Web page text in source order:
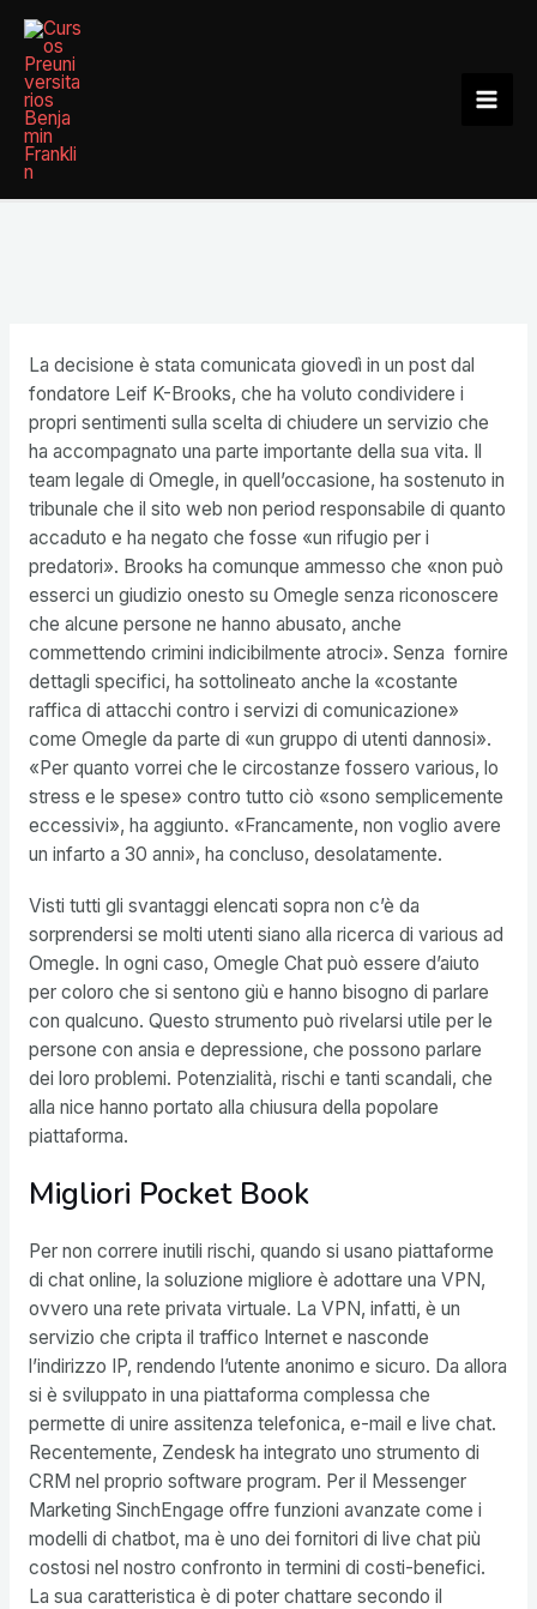
contenido
La decisione è stata comunicata giovedì in un post dal
fondatore Leif K-Brooks, che ha voluto condividere i
propri sentimenti sulla scelta di chiudere un servizio che
ha accompagnato una parte importante della sua vita. Il
team legale di Omegle, in quell’occasione, ha sostenuto in
tribunale che il sito web non period responsabile di quanto
accaduto e ha negato che fosse «un rifugio per i
predatori». Brooks ha comunque ammesso che «non può
esserci un giudizio onesto su Omegle senza riconoscere
che alcune persone ne hanno abusato, anche
commettendo crimini indicibilmente atroci». Senza fornire
dettagli specifici, ha sottolineato anche la «costante
raffica di attacchi contro i servizi di comunicazione»
come Omegle da parte di «un gruppo di utenti dannosi».
«Per quanto vorrei che le circostanze fossero various, lo
stress e le spese» contro tutto ciò «sono semplicemente
eccessivi», ha aggiunto. «Francamente, non voglio avere
un infarto a 30 anni», ha concluso, desolatamente.
Visti tutti gli svantaggi elencati sopra non c’è da
sorprendersi se molti utenti siano alla ricerca di various ad
Omegle. In ogni caso, Omegle Chat può essere d’aiuto
per coloro che si sentono giù e hanno bisogno di parlare
con qualcuno. Questo strumento può rivelarsi utile per le
persone con ansia e depressione, che possono parlare
dei loro problemi. Potenzialità, rischi e tanti scandali, che
alla nice hanno portato alla chiusura della popolare
piattaforma.
Migliori Pocket Book
Per non correre inutili rischi, quando si usano piattaforme
di chat online, la soluzione migliore è adottare una VPN,
ovvero una rete privata virtuale. La VPN, infatti, è un
servizio che cripta il traffico Internet e nasconde
l’indirizzo IP, rendendo l’utente anonimo e sicuro. Da allora
si è sviluppato in una piattaforma complessa che
permette di unire assitenza telefonica, e-mail e live chat.
Recentemente, Zendesk ha integrato uno strumento di
CRM nel proprio software program. Per il Messenger
Marketing SinchEngage offre funzioni avanzate come i
modelli di chatbot, ma è uno dei fornitori di live chat più
costosi nel nostro confronto in termini di costi-benefici.
La sua caratteristica è di poter chattare secondo il